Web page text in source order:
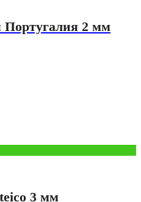
Португалия 2 мм
3 мм